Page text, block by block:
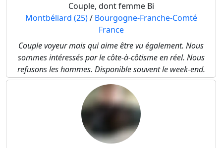
Couple, dont femme Bi
Montbéliard (25)/ Bourgogne-Franche-Comté
France
Couple voyeur mais qui aime être vu également. Nous
sommes intéressés par le côte-à-côtisme en réel. Nous
refusons les hommes. Disponible souvent le week-end.